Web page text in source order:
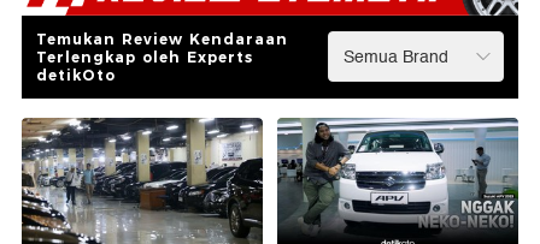
Temukan Review Kendaraan
Terlengkap oleh Experts
detikOto